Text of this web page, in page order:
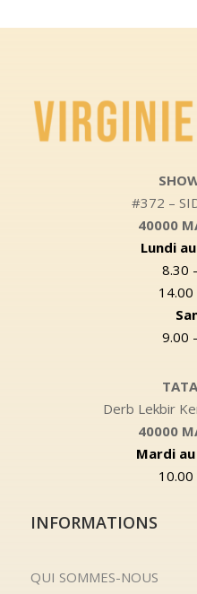
#372 –
40000
Lundi
8.30
14.00
9.00
Derb Lekbir
40000
Mardi
10.00
INFORMATIONS
QUI SOMMES-NOUS